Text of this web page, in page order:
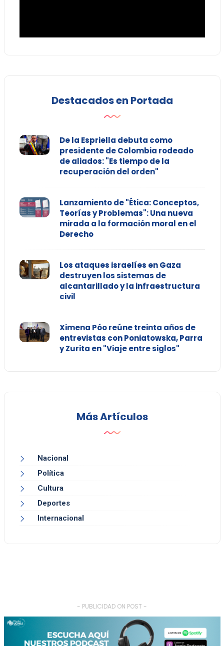
Destacados en Portada
De la Espriella debuta como
presidente de Colombia rodeado
de aliados: "Es tiempo de la
recuperación del orden"
Lanzamiento de "Ética: Conceptos,
Teorías y Problemas": Una nueva
mirada a la formación moral en el
Derecho
Los ataques israelíes en Gaza
destruyen los sistemas de
alcantarillado y la infraestructura
civil
Ximena Póo reúne treinta años de
entrevistas con Poniatowska, Parra
y Zurita en "Viaje entre siglos"
Más Artículos
Nacional
Política
Cultura
Deportes
Internacional
- PUBLICIDAD ON POST -